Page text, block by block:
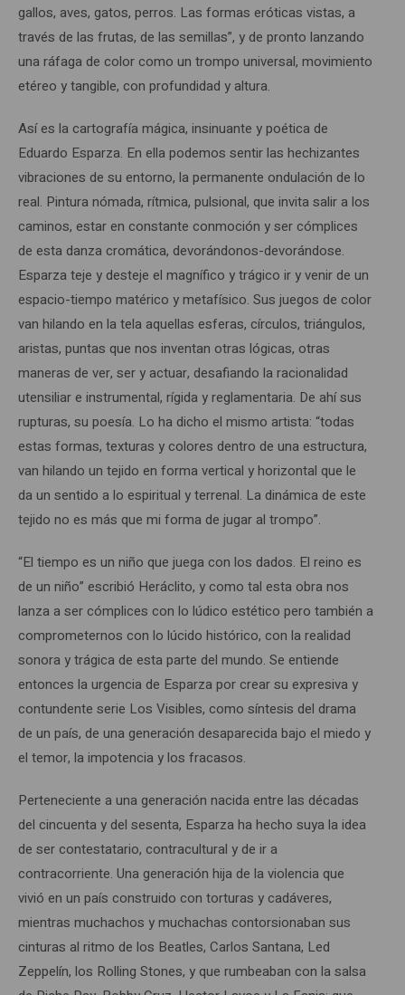
gallos, aves, gatos, perros. Las formas eróticas vistas, a
través de las frutas, de las semillas”, y de pronto lanzando
una ráfaga de color como un trompo universal, movimiento
etéreo y tangible, con profundidad y altura.
Así es la cartografía mágica, insinuante y poética de
Eduardo Esparza. En ella podemos sentir las hechizantes
vibraciones de su entorno, la permanente ondulación de lo
real. Pintura nómada, rítmica, pulsional, que invita salir a los
caminos, estar en constante conmoción y ser cómplices
de esta danza cromática, devorándonos-devorándose.
Esparza teje y desteje el magnífico y trágico ir y venir de un
espacio-tiempo matérico y metafísico. Sus juegos de color
van hilando en la tela aquellas esferas, círculos, triángulos,
aristas, puntas que nos inventan otras lógicas, otras
maneras de ver, ser y actuar, desafiando la racionalidad
utensiliar e instrumental, rígida y reglamentaria. De ahí sus
rupturas, su poesía. Lo ha dicho el mismo artista: “todas
estas formas, texturas y colores dentro de una estructura,
van hilando un tejido en forma vertical y horizontal que le
da un sentido a lo espiritual y terrenal. La dinámica de este
tejido no es más que mi forma de jugar al trompo”.
“El tiempo es un niño que juega con los dados. El reino es
de un niño” escribió Heráclito, y como tal esta obra nos
lanza a ser cómplices con lo lúdico estético pero también a
comprometernos con lo lúcido histórico, con la realidad
sonora y trágica de esta parte del mundo. Se entiende
entonces la urgencia de Esparza por crear su expresiva y
contundente serie Los Visibles, como síntesis del drama
de un país, de una generación desaparecida bajo el miedo y
el temor, la impotencia y los fracasos.
Perteneciente a una generación nacida entre las décadas
del cincuenta y del sesenta, Esparza ha hecho suya la idea
de ser contestatario, contracultural y de ir a
contracorriente. Una generación hija de la violencia que
vivió en un país construido con torturas y cadáveres,
mientras muchachos y muchachas contorsionaban sus
cinturas al ritmo de los Beatles, Carlos Santana, Led
Zeppelín, los Rolling Stones, y que rumbeaban con la salsa